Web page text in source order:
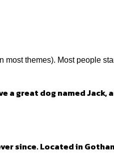
themes). Most people
a great dog named Jack,
since. Located in